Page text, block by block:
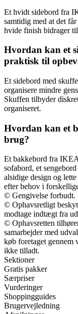
Et hvidt sidebord fra
samtidig med at det
hvide finish bidrager
Hvordan kan et
praktisk til
Et sidebord med
organisere mindre
Skuffen tilbyder
organiseret.
Hvordan kan et
brug?
Et bakkebord fra
sofabord, et
alsidige design og
efter behov i
© Gengivelse forbudt.
© Ophavsretligt
modtage indtægt fra
© Ophavsretten
samarbejder med
køb foretaget gennem
ikke tilladt.
Sektioner
Gratis pakker
Særpriser
Vurderinger
Shoppingguides
Brugervejledning